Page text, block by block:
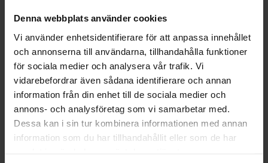
Denna webbplats använder cookies
Vi använder enhetsidentifierare för att anpassa innehållet
och annonserna till användarna, tillhandahålla funktioner
för sociala medier och analysera vår trafik. Vi
vidarebefordrar även sådana identifierare och annan
information från din enhet till de sociala medier och
annons- och analysföretag som vi samarbetar med.
Dessa kan i sin tur kombinera informationen med annan
information som du har tillhandahållit eller som de har
12
16
Gem som favorit Gem